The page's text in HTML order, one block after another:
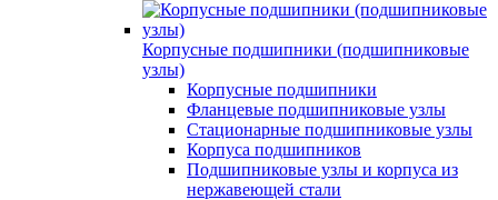
Корпусные подшипники (подшипниковые
узлы)
Корпусные подшипники
Фланцевые подшипниковые узлы
Стационарные подшипниковые узлы
Корпуса подшипников
Подшипниковые узлы и корпуса из
нержавеющей стали